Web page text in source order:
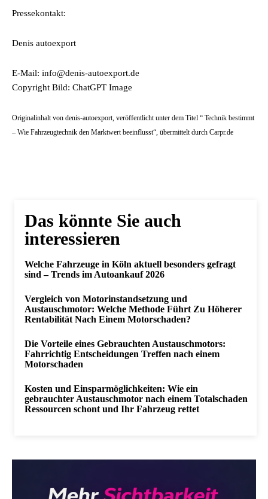
Pressekontakt:
Denis autoexport
E-Mail: info@denis-autoexport.de
Copyright Bild: ChatGPT Image
Originalinhalt von denis-autoexport, veröffentlicht unter dem Titel “ Technik bestimmt
– Wie Fahrzeugtechnik den Marktwert beeinflusst“, übermittelt durch Carpr.de
Das könnte Sie auch
interessieren
Welche Fahrzeuge in Köln aktuell besonders gefragt
sind – Trends im Autoankauf 2026
Vergleich von Motorinstandsetzung und
Austauschmotor: Welche Methode Führt Zu Höherer
Rentabilität Nach Einem Motorschaden?
Die Vorteile eines Gebrauchten Austauschmotors:
Fahrrichtig Entscheidungen Treffen nach einem
Motorschaden
Kosten und Einsparmöglichkeiten: Wie ein
gebrauchter Austauschmotor nach einem Totalschaden
Ressourcen schont und Ihr Fahrzeug rettet